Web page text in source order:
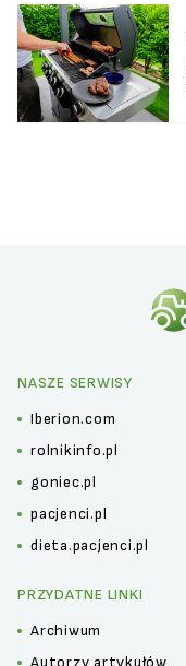
NASZE SERWISY
Iberion.com
rolnikinfo.pl
goniec.pl
pacjenci.pl
dieta.pacjenci.pl
PRZYDATNE LINKI
Archiwum